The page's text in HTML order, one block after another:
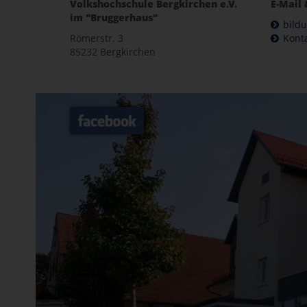
Volkshochschule Bergkirchen e.V.
im "Bruggerhaus"
Römerstr. 3
85232 Bergkirchen
E-Mail